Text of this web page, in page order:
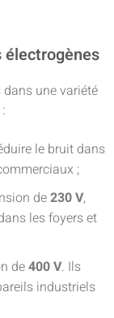
une variété
le bruit dans
;
de230 V,
les foyers et
de400 V. Ils
industriels